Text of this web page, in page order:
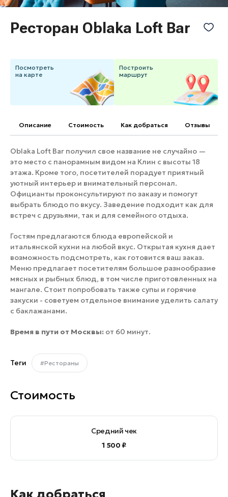
Горнолыжные клубы
Инвестиционный портал
Пикник в Подмосковье
Войти
Инвесторам
Особо охраняемые
природные территории
Ресторан Oblaka Loft Bar
Посмотреть
на карте
Построить
маршрут
Описание Cтоимость Как добраться Отзывы
Oblaka Loft Bar получил свое название не случайно —
это место с панорамным видом на Клин с высоты 18
этажа. Кроме того, посетителей порадует приятный
уютный интерьер и внимательный персонал.
Официанты проконсультируют по заказу и помогут
выбрать блюдо по вкусу. Заведение подходит как для
встреч с друзьями, так и для семейного отдыха.
Гостям предлагаются блюда европейской и
итальянской кухни на любой вкус. Открытая кухня дает
возможность подсмотреть, как готовится ваш заказ.
Меню предлагает посетителям большое разнообразие
мясных и рыбных блюд, в том числе приготовленных на
мангале. Стоит попробовать также супы и горячие
закуски - советуем отдельное внимание уделить салату
с баклажанами.
Время в пути от Москвы: от 60 минут.
Теги #Рестораны
Стоимость
Средний чек
1 500 ₽